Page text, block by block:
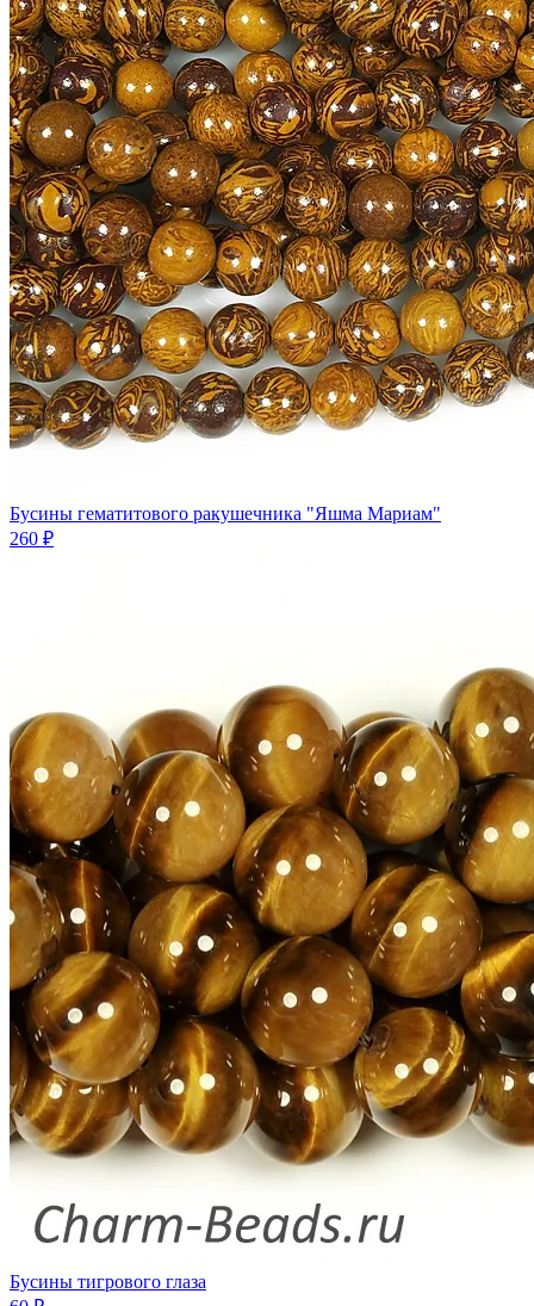
Бусины гематитового ракушечника "Яшма Мариам"
260 ₽
Бусины тигрового глаза